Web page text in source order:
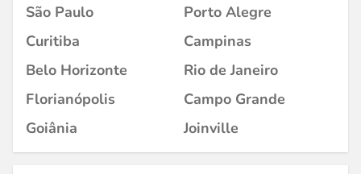
São Paulo
Porto Alegre
Curitiba
Campinas
Belo Horizonte
Rio de Janeiro
Florianópolis
Campo Grande
Goiânia
Joinville